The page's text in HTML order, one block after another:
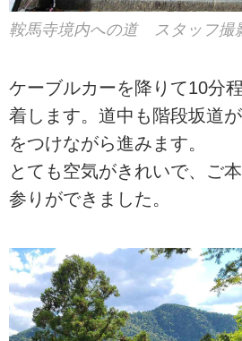
鞍馬寺境内への道 スタッフ撮
ケーブルカーを降りて10分
着します。道中も階段坂道
をつけながら進みます。
とても空気がきれいで、ご
参りができました。